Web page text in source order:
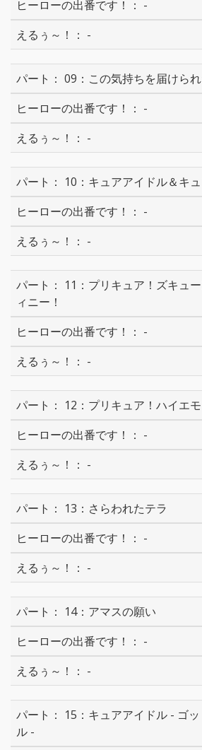
-
-
09：この気持ちを届けら
-
-
10：キュアアイドル＆キ
-
-
11：プリキュア！ズキュ
ィニー！
-
-
12：プリキュア！ハイエモ
-
-
13：さらわれたテラ
-
-
14：アマスの願い
-
-
15：キュアアイドル - ゴ
ル -